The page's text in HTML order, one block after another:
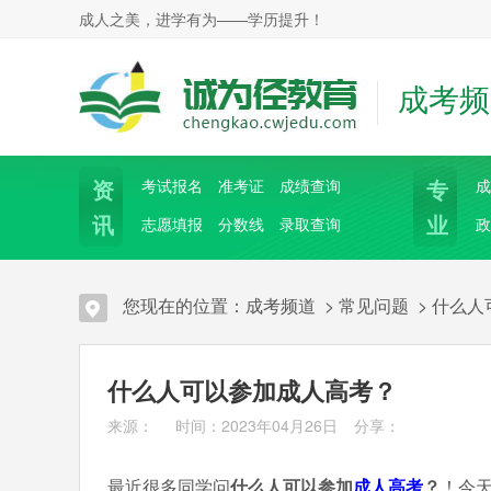
成人之美，进学有为——学历提升！
成考
资
讯
考试报名 准考证
成绩查询
志愿填报
分数线 录取查询
专
业
您现在的位置： 成考频道 > 常见问题 > 什么人
什么人可以参加成人高考？
来源： 时间：2023年04月26日 分享：
最近很多同学问什么人可以参加成人高考？ ！今